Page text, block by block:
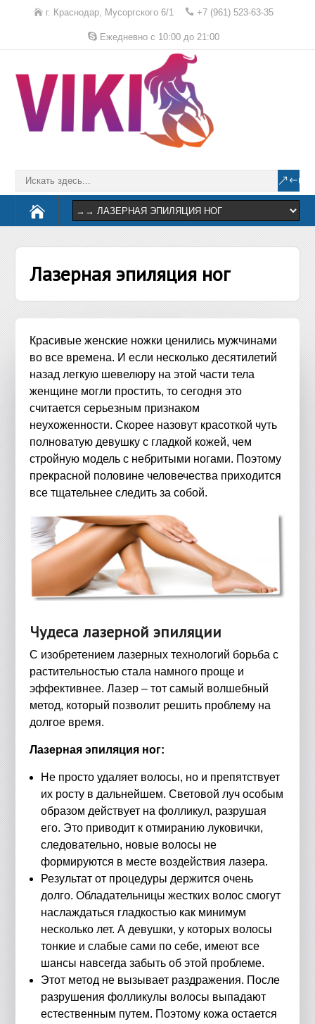
г. Краснодар, Мусоргского 6/1 +7 (961) 523-63-35
Ежедневно с 10:00 до 21:00
Лазерная эпиляция ног
Красивые женские ножки ценились мужчинами
во все времена. И если несколько десятилетий
назад легкую шевелюру на этой части тела
женщине могли простить, то сегодня это
считается серьезным признаком
неухоженности. Скорее назовут красоткой чуть
полноватую девушку с гладкой кожей, чем
стройную модель с небритыми ногами. Поэтому
прекрасной половине человечества приходится
все тщательнее следить за собой.
Чудеса лазерной эпиляции
С изобретением лазерных технологий борьба с
растительностью стала намного проще и
эффективнее. Лазер – тот самый волшебный
метод, который позволит решить проблему на
долгое время.
Лазерная эпиляция ног:
Не просто удаляет волосы, но и препятствует
их росту в дальнейшем. Световой луч особым
образом действует на фолликул, разрушая
его. Это приводит к отмиранию луковички,
следовательно, новые волосы не
формируются в месте воздействия лазера.
Результат от процедуры держится очень
долго. Обладательницы жестких волос смогут
наслаждаться гладкостью как минимум
несколько лет. А девушки, у которых волосы
тонкие и слабые сами по себе, имеют все
шансы навсегда забыть об этой проблеме.
Этот метод не вызывает раздражения. После
разрушения фолликулы волосы выпадают
естественным путем. Поэтому кожа остается